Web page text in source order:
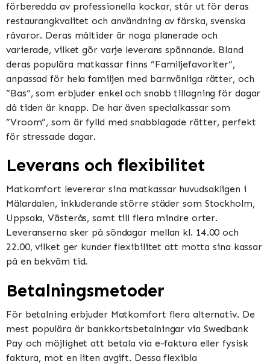
förberedda av professionella kockar, står ut för deras
restaurangkvalitet och användning av färska, svenska
råvaror. Deras måltider är noga planerade och
varierade, vilket gör varje leverans spännande. Bland
deras populära matkassar finns ”Familjefavoriter”,
anpassad för hela familjen med barnvänliga rätter, och
”Bas”, som erbjuder enkel och snabb tillagning för dagar
då tiden är knapp. De har även specialkassar som
”Vroom”, som är fylld med snabblagade rätter, perfekt
för stressade dagar​​​​.
Leverans och flexibilitet
Matkomfort levererar sina matkassar huvudsakligen i
Mälardalen, inkluderande större städer som Stockholm,
Uppsala, Västerås, samt till flera mindre orter.
Leveranserna sker på söndagar mellan kl. 14.00 och
22.00, vilket ger kunder flexibilitet att motta sina kassar
på en bekväm tid​​​​.
Betalningsmetoder
För betalning erbjuder Matkomfort flera alternativ. De
mest populära är bankkortsbetalningar via Swedbank
Pay och möjlighet att betala via e-faktura eller fysisk
faktura, mot en liten avgift. Dessa flexibla